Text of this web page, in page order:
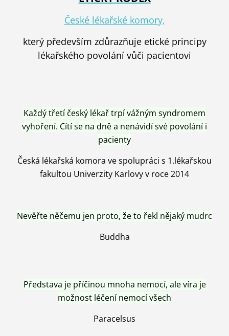
České lékařské komory,
který především zdůrazňuje etické principy
lékařského povolání vůči pacientovi
Každý třetí český lékař trpí vážným syndromem
vyhoření. Cítí se na dně a nenávidí své povolání i
pacienty
Česká lékařská komora ve spolupráci s 1.lékařskou
fakultou Univerzity Karlovy v roce 2014
Nevěřte něčemu jen proto, že to řekl nějaký mudrc
Buddha
Představa je příčinou mnoha nemocí, ale víra je
možnost léčení nemocí všech
Paracelsus